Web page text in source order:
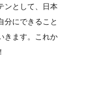
ンとして、日本
分にできること
きます。これか